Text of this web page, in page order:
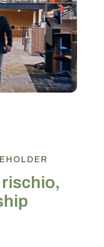
rischio,